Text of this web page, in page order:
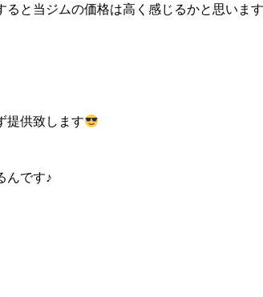
と当ジムの価格は高く感じるかと思います
提供致します
んです♪